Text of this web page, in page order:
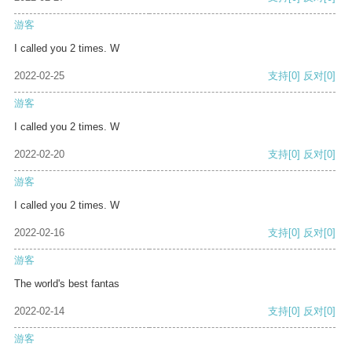
游客
I called you 2 times. W
2022-02-25 支持[0] 反对[0]
游客
I called you 2 times. W
2022-02-20 支持[0] 反对[0]
游客
I called you 2 times. W
2022-02-16 支持[0] 反对[0]
游客
The world's best fantas
2022-02-14 支持[0] 反对[0]
游客